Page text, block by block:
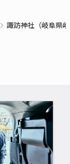
諏訪神社（岐阜県